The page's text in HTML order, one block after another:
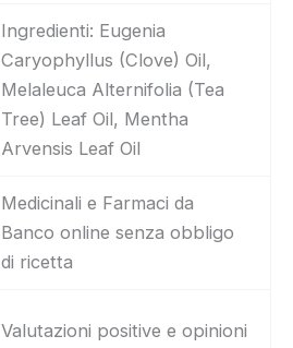
Ingredienti: Eugenia
Caryophyllus (Clove) Oil,
Melaleuca Alternifolia (Tea
Tree) Leaf Oil, Mentha
Arvensis Leaf Oil
Medicinali e Farmaci da
Banco online senza obbligo
di ricetta
Valutazioni positive e opinioni